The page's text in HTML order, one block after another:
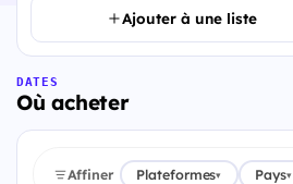
Ajouter à une liste
DATES
Où acheter
Affiner Plateformes▾ Pays▾